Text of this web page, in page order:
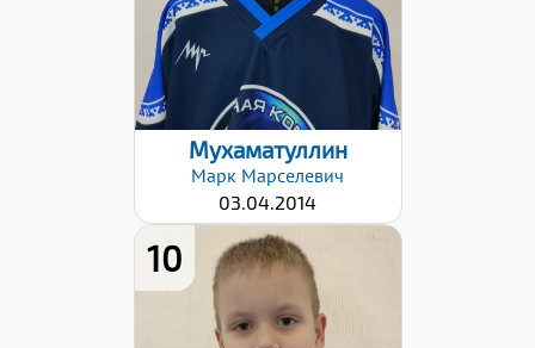
Мухаматуллин
Марк Марселевич
03.04.2014
10